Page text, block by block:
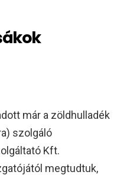
már a zöldhulladék
szolgáló
Kft.
megtudtuk,